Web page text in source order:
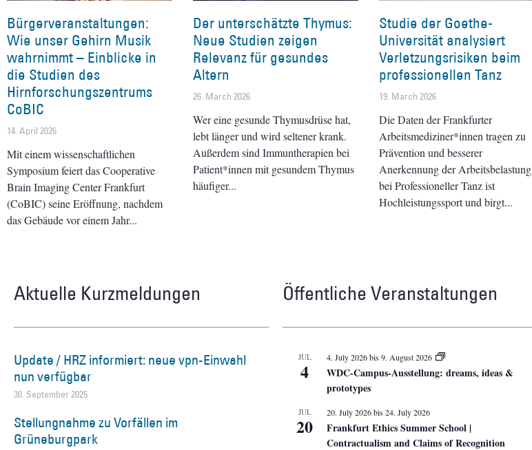
Bürgerveranstaltungen:
Wie unser Gehirn Musik
wahrnimmt – Einblicke in
die Studien des
Hirnforschungszentrums
CoBIC
14. April 2026
Mit einem wissenschaftlichen
Symposium feiert das Cooperative
Brain Imaging Center Frankfurt
(CoBIC) seine Eröffnung, nachdem
das Gebäude vor einem Jahr
Der unterschätzte Thymus:
Neue Studien zeigen
Relevanz für gesundes
Altern
26. March 2026
Wer eine gesunde Thymusdrüse hat,
lebt länger und wird seltener krank.
Außerdem sind Immuntherapien bei
Patient*innen mit gesundem Thymus
häufiger
Studie der Goethe-
Universität analysiert
Verletzungsrisiken beim
professionellen Tanz
19. March 2026
Die Daten der Frankfurter
Arbeitsmediziner*innen tragen zu
Prävention und besserer
Anerkennung der Arbeitsbelastung
bei Professioneller Tanz ist
Hochleistungssport und birgt
Aktuelle Kurzmeldungen
Update / HRZ informiert: neue vpn-Einwahl
nun verfügbar
30. September 2025
Stellungnahme zu Vorfällen im
Grüneburgpark
Öffentliche Veranstaltungen
JUL
4
4. July 2026bis9. August 2026
WDC-Campus-Ausstellung: dreams, ideas &
prototypes
JUL
20
20. July 2026bis24. July 2026
Frankfurt Ethics Summer School |
Contractualism and Claims of Recognition